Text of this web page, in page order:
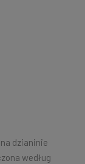
dzianinie
według